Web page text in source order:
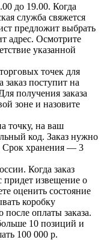
до 19.00. Когда
служба свяжется
предложит выбрать
адрес. Осмотрите
указанной
точек для
заказ поступит на
получения заказа
зоне и назовите
точку, на ваш
код. Заказ нужно
Срок хранения — 3
Когда заказ
придет извещение о
оценить состояние
коробку
после оплаты заказа.
10 позиций и
100 000 р.